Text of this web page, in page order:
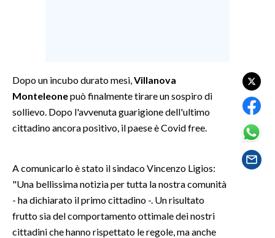
SALUTE
SARDEGNA TURISMO
NOTIZIE
#CARAUNIONE
Dopo un incubo durato mesi, Villanova
Monteleonepuò finalmente tirare un sospiro di
sollievo. Dopo l'avvenuta guarigione dell'ultimo
cittadino ancora positivo, il paese è Covid free.
A comunicarlo è stato il sindaco Vincenzo Ligios:
"Una bellissima notizia per tutta la nostra comunità
- ha dichiarato il primo cittadino -. Un risultato
frutto sia del comportamento ottimale dei nostri
cittadini che hanno rispettato le regole, ma anche